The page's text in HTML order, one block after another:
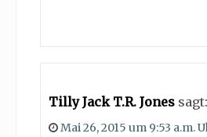
Tilly Jack T.R. Jones sagt:
Mai 26, 2015 um 9:53 a.m.